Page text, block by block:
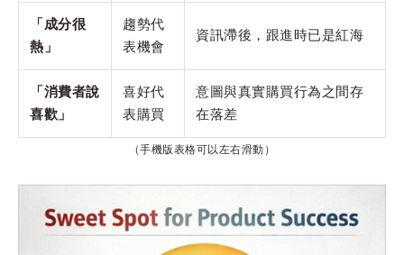
「成分很
熱」
趨勢代
表機會
資訊滯後，跟進時已是紅海
「消費者說
喜歡」
喜好代
表購買
意圖與真實購買行為之間存
在落差
（手機版表格可以左右滑動）